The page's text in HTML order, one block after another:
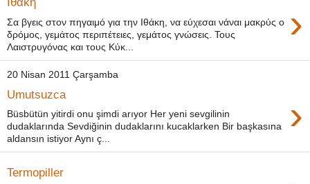
›
Σα βγεις στον πηγαιμό για την Ιθάκη, να εύχεσαι νάναι μακρύς ο
δρόμος, γεμάτος περιπέτειες, γεμάτος γνώσεις. Τους
Λαιστρυγόνας και τους Κύκ...
20 Nisan 2011 Çarşamba
Umutsuzca ›
Büsbütün yitirdi onu şimdi arıyor Her yeni sevgilinin
dudaklarında Sevdiğinin dudaklarını kucaklarken Bir başkasına
aldansın istiyor Aynı ç...
Termopiller